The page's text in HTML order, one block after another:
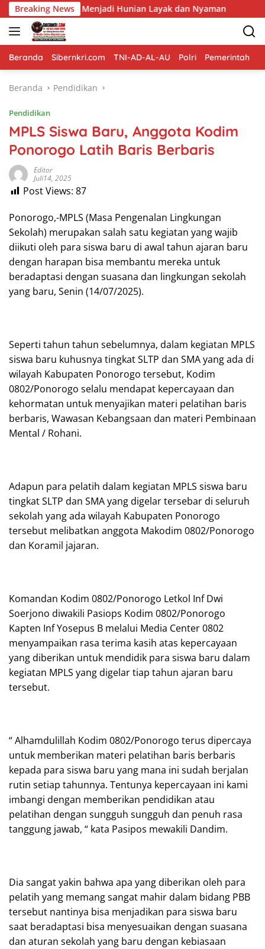
Langsung
ke
konten
Breaking News
Menjadi Hunian Layak dan Nyaman Memasuki Fase
Beranda Sibernkri.com TNI-AD-AL-AU Polri Pemerintah
Beranda Pendidikan
Pendidikan
MPLS Siswa Baru, Anggota Kodim
Ponorogo Latih Baris Berbaris
Editor
Juli14, 2025
Post Views: 87
Ponorogo,-MPLS (Masa Pengenalan Lingkungan
Sekolah) merupakan salah satu kegiatan yang wajib
diikuti oleh para siswa baru di awal tahun ajaran baru
dengan harapan bisa membantu mereka untuk
beradaptasi dengan suasana dan lingkungan sekolah
yang baru, Senin (14/07/2025).
Seperti tahun tahun sebelumnya, dalam kegiatan MPLS
siswa baru kuhusnya tingkat SLTP dan SMA yang ada di
wilayah Kabupaten Ponorogo tersebut, Kodim
0802/Ponorogo selalu mendapat kepercayaan dan
kehormatan untuk menyajikan materi pelatihan baris
berbaris, Wawasan Kebangsaan dan materi Pembinaan
Mental / Rohani.
Adapun para pelatih dalam kegiatan MPLS siswa baru
tingkat SLTP dan SMA yang digelar tersebar di seluruh
sekolah yang ada wilayah Kabupaten Ponorogo
tersebut melibatkan anggota Makodim 0802/Ponorogo
dan Koramil jajaran.
Komandan Kodim 0802/Ponorogo Letkol Inf Dwi
Soerjono diwakili Pasiops Kodim 0802/Ponorogo
Kapten Inf Yosepus B melalui Media Center 0802
menyampaikan rasa terima kasih atas kepercayaan
yang diberikan untuk mendidik para siswa baru dalam
kegiatan MPLS yang digelar tiap tahun ajaran baru
tersebut.
“ Alhamdulillah Kodim 0802/Ponorogo terus dipercaya
untuk memberikan materi pelatihan baris berbaris
kepada para siswa baru yang mana ini sudah berjalan
rutin setiap tahunnya. Tentunya kepercayaan ini kami
imbangi dengan memberikan pendidikan atau
pelatihan dengan sungguh sungguh dan penuh rasa
tanggung jawab, “ kata Pasipos mewakili Dandim.
Dia sangat yakin bahwa apa yang diberikan oleh para
pelatih yang memang sangat mahir dalam bidang PBB
tersebut nantinya bisa menjadikan para siswa baru
saat beradaptasi bisa menyesuaikan dengan suasana
dan aturan sekolah yang baru dengan kebiasaan